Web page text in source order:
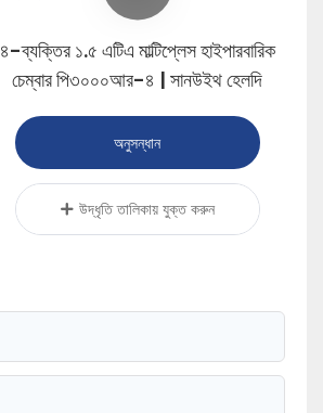
৪-ব্যক্তির ১.৫ এটিএ মাল্টিপ্লেস হাইপারবারিক
চেম্বার পি৩০০০আর-৪ | সানউইথ হেলদি
অনুসন্ধান
উদ্ধৃতি তালিকায় যুক্ত করুন